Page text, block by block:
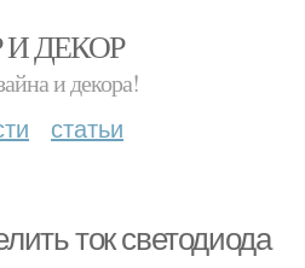
И ДЕКОР
и декора!
статьи
ток светодиода